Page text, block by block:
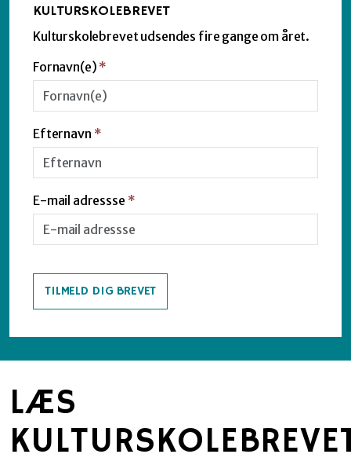
KULTURSKOLEBREVET
Kulturskolebrevet udsendes fire gange om året.
Fornavn(e) *
Efternavn *
E-mail adressse *
TILMELD DIG BREVET
LÆS